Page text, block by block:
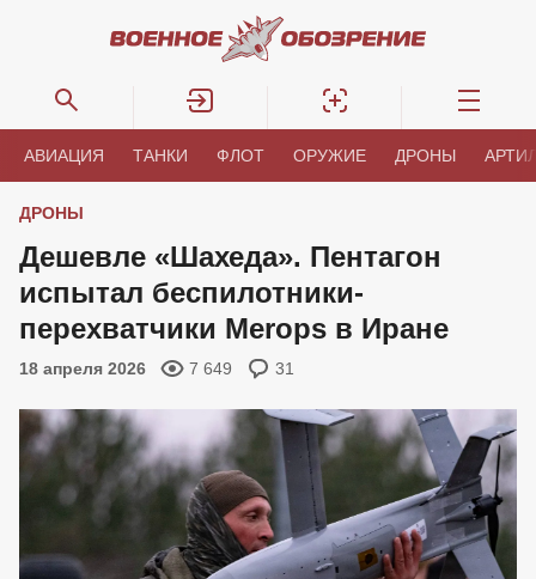
АВИАЦИЯ ТАНКИ ФЛОТ ОРУЖИЕ ДРОНЫ
ДРОНЫ
Дешевле «Шахеда». Пентагон
испытал беспилотники-
перехватчики Merops в Иране
18 апреля 2026 7 649 31